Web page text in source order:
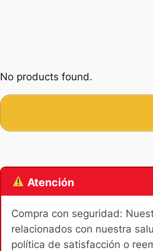
No products found.
Atención
Compra con seguridad:
relacionados con nuestra
política de satisfacción o